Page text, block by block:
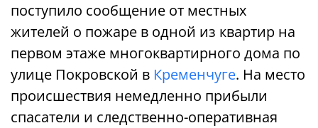
поступило сообщение от местных
жителей о пожаре в одной из квартир на
первом этаже многоквартирного дома по
улице Покровской в ​​ Кременчуге. На место
происшествия немедленно прибыли
спасатели и следственно-оперативная